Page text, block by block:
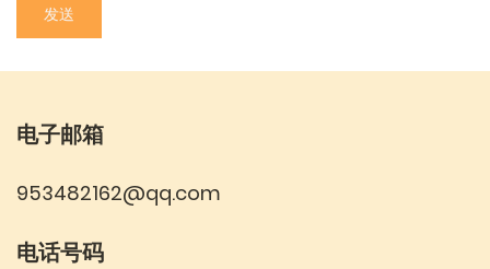
电子邮箱
953482162@qq.com
电话号码